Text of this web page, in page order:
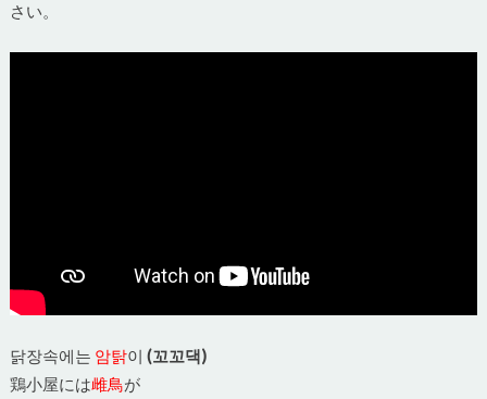
さい。
닭장속에는 암탉이 (꼬꼬댁)
鶏小屋には雌鳥が